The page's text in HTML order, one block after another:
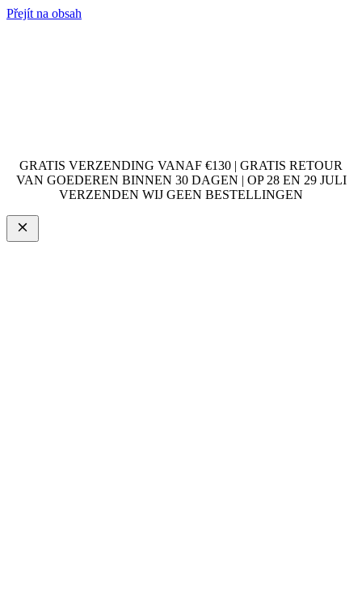
Přejít na obsah
GRATIS VERZENDING VANAF €130 | GRATIS RETOUR
VAN GOEDEREN BINNEN 30 DAGEN | OP 28 EN 29 JULI
VERZENDEN WIJ GEEN BESTELLINGEN